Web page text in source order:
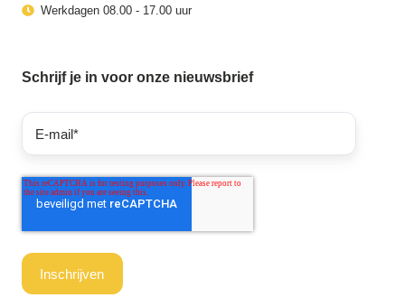
Werkdagen 08.00 - 17.00 uur
Schrijf je in voor onze nieuwsbrief